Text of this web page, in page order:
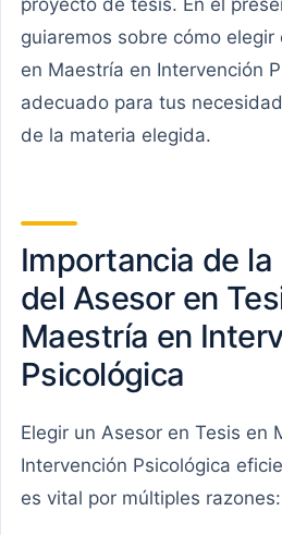
guiaremos sobre cómo elegir
en Maestría en Intervención
adecuado para tus
de la materia elegida.
Importancia de la
del Asesor en
Maestría en
Psicológica
Elegir un Asesor en Tesis en
Intervención Psicológica
es vital por múltiples razones: